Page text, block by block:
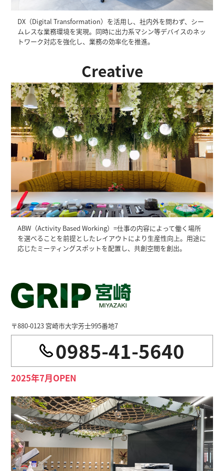
DX（Digital Transformation）を活用し、社内外を問わず、シー
ムレスな業務環境を実現。同時に出力系マシン等デバイスのネッ
トワーク対応を強化し、業務の効率化を推進。
Creative
ABW（Activity Based Working）=仕事の内容によって働く場所
を選べることを前提としたレイアウトにより生産性向上。用途に
応じたミーティングスポットを配置し、共創空間を創出。
〒880-0123 宮崎市大字芳士995番地7
0985-41-5640
2025年7月OPEN